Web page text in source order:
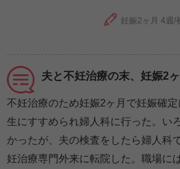
妊娠2ヶ月 4週/
夫と不妊治療の末、妊娠2
不妊治療のため妊娠2ヶ月で妊娠確
生にすすめられ婦人科に行った。い
かったが、夫の検査をしたら婦人科
妊治療専門外来に転院した。職場に